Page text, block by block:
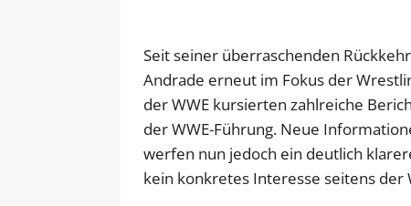
Seit seiner überraschenden
Andrade erneut im Fokus der
der WWE kursierten zahlreiche
der WWE-Führung. Neue
werfen nun jedoch ein deutlich
kein konkretes Interesse seitens der